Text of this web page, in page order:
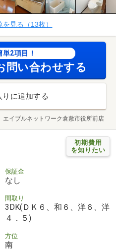
見る（13枚）
単2項目！
問い合わせする
りに追加する
エイブルネットワーク倉敷市役所前店
初期費用
を知りたい
保証金
なし
間取り
3DK(ＤＫ６、和６、洋６、洋
４．５)
方位
南